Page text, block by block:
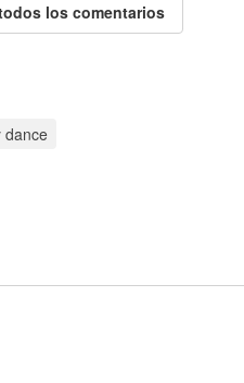
los comentarios
dance